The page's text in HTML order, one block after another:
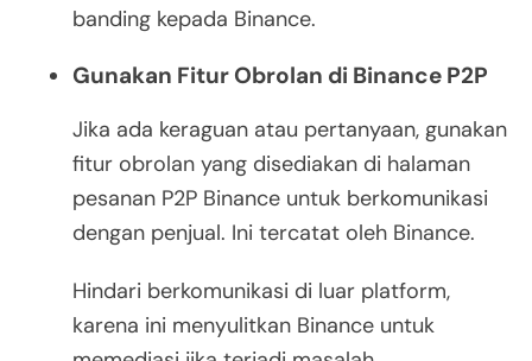
banding kepada Binance.
Gunakan Fitur Obrolan di Binance P2P
Jika ada keraguan atau pertanyaan, gunakan
fitur obrolan yang disediakan di halaman
pesanan P2P Binance untuk berkomunikasi
dengan penjual. Ini tercatat oleh Binance.
Hindari berkomunikasi di luar platform,
karena ini menyulitkan Binance untuk